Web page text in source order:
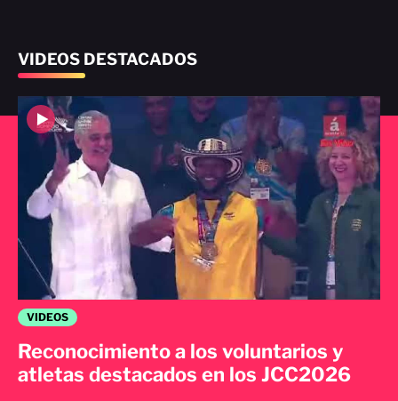
VIDEOS DESTACADOS
VIDEOS
Reconocimiento a los voluntarios y
atletas destacados en los JCC2026